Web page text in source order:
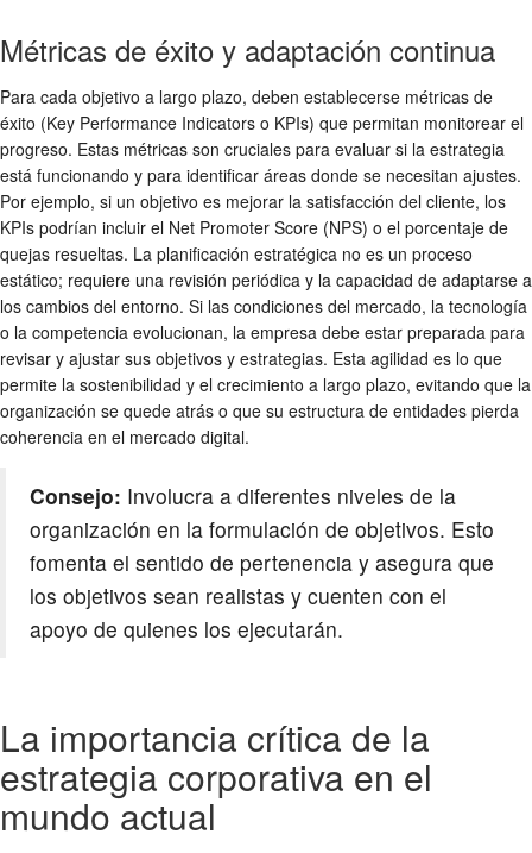
Métricas de éxito y adaptación continua
Para cada objetivo a largo plazo, deben establecerse métricas de
éxito (Key Performance Indicators o KPIs) que permitan monitorear el
progreso. Estas métricas son cruciales para evaluar si la estrategia
está funcionando y para identificar áreas donde se necesitan ajustes.
Por ejemplo, si un objetivo es mejorar la satisfacción del cliente, los
KPIs podrían incluir el Net Promoter Score (NPS) o el porcentaje de
quejas resueltas. La planificación estratégica no es un proceso
estático; requiere una revisión periódica y la capacidad de adaptarse a
los cambios del entorno. Si las condiciones del mercado, la tecnología
o la competencia evolucionan, la empresa debe estar preparada para
revisar y ajustar sus objetivos y estrategias. Esta agilidad es lo que
permite la sostenibilidad y el crecimiento a largo plazo, evitando que la
organización se quede atrás o que su estructura de entidades pierda
coherencia en el mercado digital.
Consejo: Involucra a diferentes niveles de la
organización en la formulación de objetivos. Esto
fomenta el sentido de pertenencia y asegura que
los objetivos sean realistas y cuenten con el
apoyo de quienes los ejecutarán.
La importancia crítica de la
estrategia corporativa en el
mundo actual